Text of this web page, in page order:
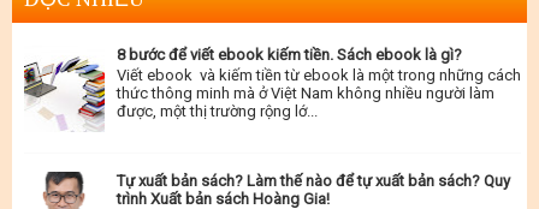
8 bước để viết ebook kiếm tiền. Sách ebook là gì?
Viết ebook và kiếm tiền từ ebook là một trong những cách
thức thông minh mà ở Việt Nam không nhiều người làm
được, một thị trường rộng lớ...
Tự xuất bản sách? Làm thế nào để tự xuất bản sách? Quy
trình Xuất bản sách Hoàng Gia!